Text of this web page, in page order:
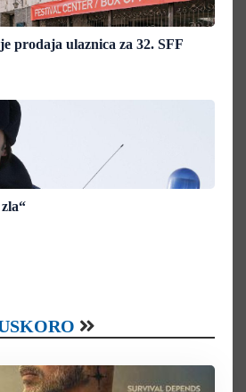
prodaja ulaznica za 32. SFF